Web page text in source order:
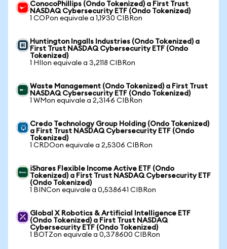
ConocoPhillips (Ondo Tokenized) a First Trust
NASDAQ Cybersecurity ETF (Ondo Tokenized)
1 COPon equivale a 1,1930 CIBRon
Huntington Ingalls Industries (Ondo Tokenized) a
First Trust NASDAQ Cybersecurity ETF (Ondo
Tokenized)
1 HIIon equivale a 3,2118 CIBRon
Waste Management (Ondo Tokenized) a First Trust
NASDAQ Cybersecurity ETF (Ondo Tokenized)
1 WMon equivale a 2,3146 CIBRon
Credo Technology Group Holding (Ondo Tokenized)
a First Trust NASDAQ Cybersecurity ETF (Ondo
Tokenized)
1 CRDOon equivale a 2,5306 CIBRon
iShares Flexible Income Active ETF (Ondo
Tokenized) a First Trust NASDAQ Cybersecurity ETF
(Ondo Tokenized)
1 BINCon equivale a 0,538641 CIBRon
Global X Robotics & Artificial Intelligence ETF
(Ondo Tokenized) a First Trust NASDAQ
Cybersecurity ETF (Ondo Tokenized)
1 BOTZon equivale a 0,378600 CIBRon